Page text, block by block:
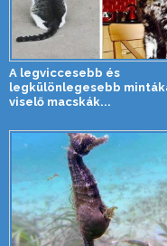
A legviccesebb és
legkülönlegesebb
viselő macskák...